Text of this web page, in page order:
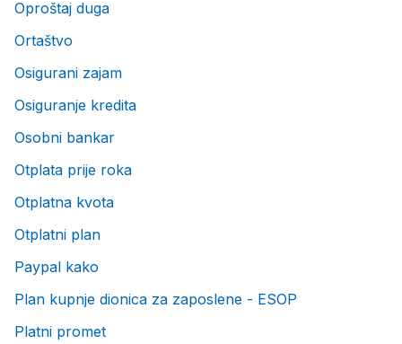
Oproštaj duga
Ortaštvo
Osigurani zajam
Osiguranje kredita
Osobni bankar
Otplata prije roka
Otplatna kvota
Otplatni plan
Paypal kako
Plan kupnje dionica za zaposlene - ESOP
Platni promet